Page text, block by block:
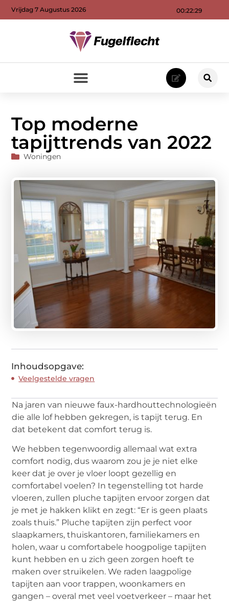
00:22:31
Vrijdag 7 Augustus 2026
Top moderne
tapijttrends van 2022
Woningen
Inhoudsopgave:
Veelgestelde vragen
Na jaren van nieuwe faux-hardhouttechnologieën
die alle lof hebben gekregen, is tapijt terug. En
dat betekent dat comfort terug is.
We hebben tegenwoordig allemaal wat extra
comfort nodig, dus waarom zou je je niet elke
keer dat je over je vloer loopt gezellig en
comfortabel voelen? In tegenstelling tot harde
vloeren, zullen pluche tapijten ervoor zorgen dat
je met je hakken klikt en zegt: “Er is geen plaats
zoals thuis.” Pluche tapijten zijn perfect voor
slaapkamers, thuiskantoren, familiekamers en
holen, waar u comfortabele hoogpolige tapijten
kunt hebben en u zich geen zorgen hoeft te
maken over struikelen. We raden laagpolige
tapijten aan voor trappen, woonkamers en
gangen – overal met veel voetverkeer – maar het